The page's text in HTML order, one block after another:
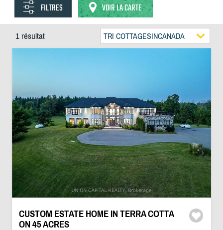
FILTRES VOIR LA CARTE
1 résultat TRI COTTAGESINCANADA
CUSTOM ESTATE HOME IN TERRA COTTA
ON 45 ACRES